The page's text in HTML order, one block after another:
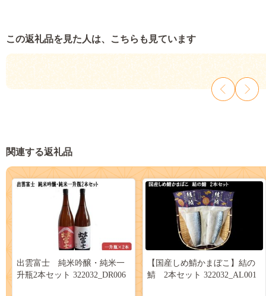
この返礼品を見た人は、こちらも見ています
関連する返礼品
出雲富士 純米吟醸・純米一
升瓶2本セット 322032_DR006
【国産しめ鯖かまぼこ】結の
鯖 2本セット 322032_AL001